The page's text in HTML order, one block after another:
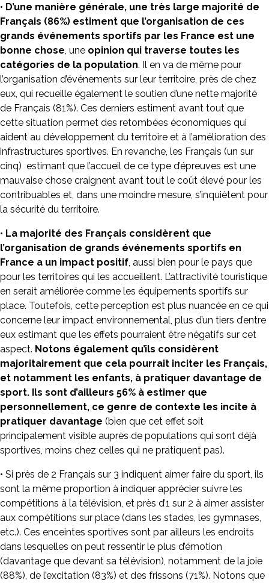
• D’une manière générale, une très large majorité de
Français (86%) estiment que l’organisation de ces
grands événements sportifs par les France est une
bonne chose , une opinion qui traverse toutes les
catégories de la population. Il en va de même pour
l’organisation d’événements sur leur territoire, près de chez
eux, qui recueille également le soutien d’une nette majorité
de Français (81%). Ces derniers estiment avant tout que
cette situation permet des retombées économiques qui
aident au développement du territoire et à l’amélioration des
infrastructures sportives. En revanche, les Français (un sur
cinq) estimant que l’accueil de ce type d’épreuves est une
mauvaise chose craignent avant tout le coût élevé pour les
contribuables et, dans une moindre mesure, s’inquiètent pour
la sécurité du territoire.
• La majorité des Français considèrent que
l’organisation de grands événements sportifs en
France a un impact positif , aussi bien pour le pays que
pour les territoires qui les accueillent. L’attractivité touristique
en serait améliorée comme les équipements sportifs sur
place. Toutefois, cette perception est plus nuancée en ce qui
concerne leur impact environnemental, plus d’un tiers d’entre
eux estimant que les effets pourraient être négatifs sur cet
aspect. Notons également qu’ils considèrent
majoritairement que cela pourrait inciter les Français,
et notamment les enfants, à pratiquer davantage de
sport. Ils sont d’ailleurs 56% à estimer que
personnellement, ce genre de contexte les incite à
pratiquer davantage (bien que cet effet soit
principalement visible auprès de populations qui sont déjà
sportives, moins chez celles qui ne pratiquent pas).
• Si près de 2 Français sur 3 indiquent aimer faire du sport, ils
sont la même proportion à indiquer apprécier suivre les
compétitions à la télévision, et près d’1 sur 2 à aimer assister
aux compétitions sur place (dans les stades, les gymnases,
etc.). Ces enceintes sportives sont par ailleurs les endroits
dans lesquelles on peut ressentir le plus d’émotion
(davantage que devant sa télévision), notamment de la joie
(88%), de l’excitation (83%) et des frissons (71%). Notons que